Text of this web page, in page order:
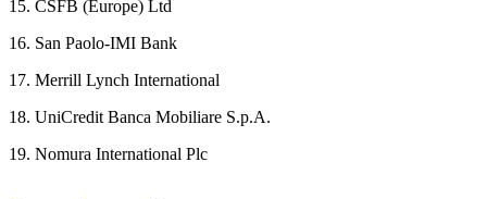
15. CSFB (Europe) Ltd
16. San Paolo-IMI Bank
17. Merrill Lynch International
18. UniCredit Banca Mobiliare S.p.A.
19. Nomura International Plc